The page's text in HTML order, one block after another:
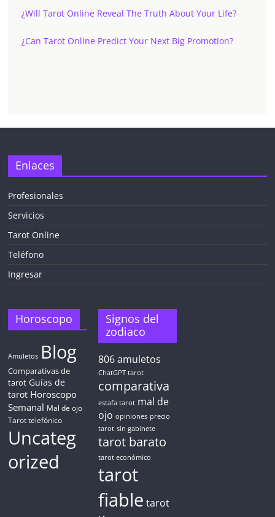
¿Will Tarot Online Reveal The Truth About Your Life?
¿Can Tarot Online Predict Your Next Big Promotion?
TAROT GRATIS
✓ Sin cargos automáticos. El chat se detiene al finalizar el
crédito
Enlaces
Profesionales
Servicios
Tarot Online
Teléfono
Ingresar
Horoscopo
Amuletos Blog
Comparativas de
tarot Guías de
tarot Horoscopo
Semanal Mal de ojo
Tarot telefónico
Uncateg
orized
Signos del
zodiaco
806amuletos
ChatGPT tarot
comparativa
estafa tarot mal de
ojo opiniones precio
tarot sin gabinete
tarot barato
tarot económico
tarot
fiable tarot